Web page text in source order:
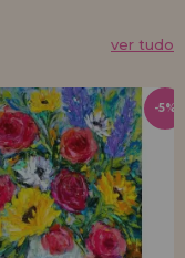
ver tudo
-5%